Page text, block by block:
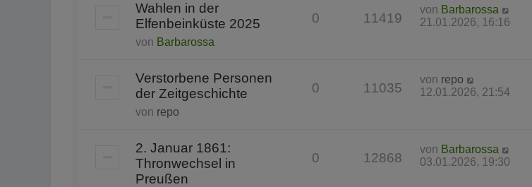
Wahlen in der
Elfenbeinküste 2025
von Barbarossa
0 11419
von Barbarossa
21.01.2026, 16:16
Verstorbene Personen
der Zeitgeschichte
von repo
0 11035
von repo
12.01.2026, 21:54
2. Januar 1861:
Thronwechsel in
Preußen
0 12868
von Barbarossa
03.01.2026, 19:30